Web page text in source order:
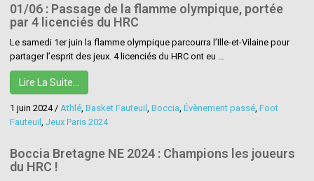
01/06 : Passage de la flamme olympique, portée
par 4 licenciés du HRC
Le samedi 1er juin la flamme olympique parcourra l’Ille-et-Vilaine pour
partager l’esprit des jeux. 4 licenciés du HRC ont eu …
Lire La Suite…
1 juin 2024/ Athlé ,Basket Fauteuil ,Boccia ,Évènement passé ,Foot
Fauteuil ,Jeux Paris 2024
Boccia Bretagne NE 2024 : Champions les joueurs
du HRC !